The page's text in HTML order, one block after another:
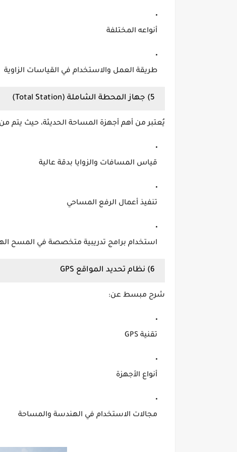
أنواعه المختلفة
طريقة العمل والاستخدام في القياسات الزاوية
5) جهاز المحطة الشاملة (Total Station)
يُعتبر من أهم أجهزة المساحة الحديثة، حيث يتم من
قياس المسافات والزوايا بدقة عالية
تنفيذ أعمال الرفع المساحي
استخدام برامج تدريبية متخصصة في المسح
6) نظام تحديد المواقع GPS
شرح مبسط عن:
تقنية GPS
أنواع الأجهزة
مجالات الاستخدام في الهندسة والمساحة